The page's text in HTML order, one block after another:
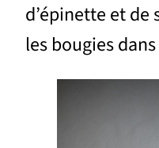
d’épinette et de
les bougies